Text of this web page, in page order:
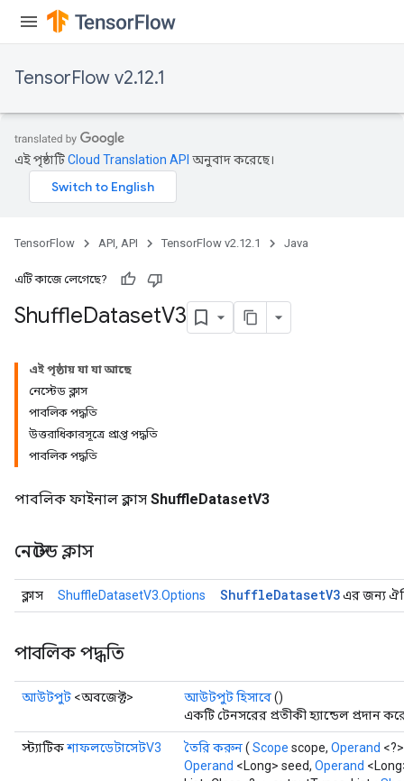
TensorFlow v2.12.1
এই পৃষ্ঠাটিCloud Translation API অনুবাদ করেছে।
TensorFlow API, API TensorFlow v2.12.1 Java
এটি কাজে লেগেছে?
ShuffleDatasetV3
এই পৃষ্ঠায় যা যা আছে
নেস্টেড ক্লাস
পাবলিক পদ্ধতি
উত্তরাধিকারসূত্রে প্রাপ্ত পদ্ধতি
পাবলিক পদ্ধতি
পাবলিক ফাইনাল ক্লাস ShuffleDatasetV3
নেস্টেড ক্লাস
ক্লাস ShuffleDatasetV3.Options ShuffleDatasetV3এর জন্য
পাবলিক পদ্ধতি
আউটপুট <অবজেক্ট> আউটপুট হিসাবে()
একটি টেনসরের প্রতীকী হ্যান্ডেল প্রদান
স্ট্যাটিকশাফলডেটাসেটV3 তৈরি করুন( Scope scope, Operand
Operand <Long> seed, Operand